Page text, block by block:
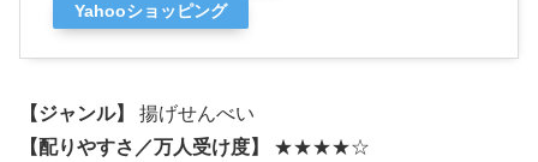
Yahooショッピング
【ジャンル】
揚げせんべい
【配りやすさ／万人受け度】
★★★★☆